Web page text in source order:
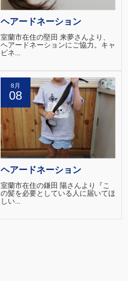
ヘアードネーション
室蘭市在住の堅田 来夢さんより、
ヘアードネーションにご協力。キャ
ビネ...
8月
08
ヘアードネーション
室蘭市在住の鎌田 陽さんより『こ
の髪を必要としている人に届いてほ
しい...